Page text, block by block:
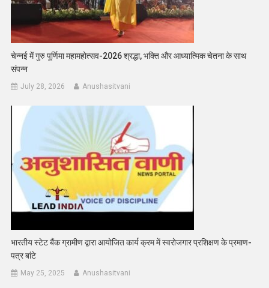
चेन्नई में गुरु पूर्णिमा महामहोत्सव-2026 श्रद्धा, भक्ति और आध्यात्मिक चेतना के साथ
संपन्न
July 28, 2026 Anushasitvani
भारतीय स्टेट बैंक ग्रामीण द्वारा आयोजित कार्य क्रम में स्वरोजगार प्रशिक्षण के प्रमाण-
पत्र बांटे
May 25, 2025 Anushasitvani